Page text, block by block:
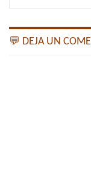
💬 DEJA UN